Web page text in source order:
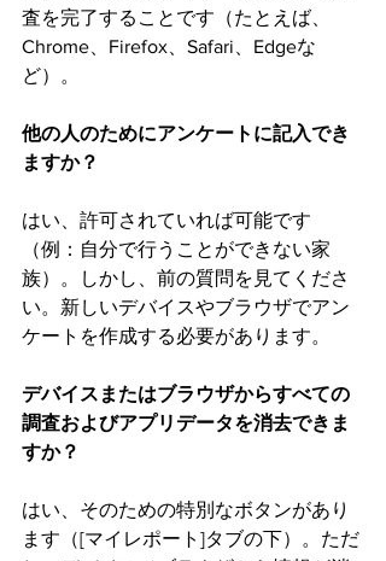
査を完了することです（たとえば、
Chrome、Firefox、Safari、Edgeな
ど）。
他の人のためにアンケートに記入でき
ますか？
はい、許可されていれば可能です
（例：自分で行うことができない家
族）。しかし、前の質問を見てくださ
い。新しいデバイスやブラウザでアン
ケートを作成する必要があります。
デバイスまたはブラウザからすべての
調査およびアプリデータを消去できま
すか？
はい、そのための特別なボタンがあり
ます（[マイレポート]タブの下）。ただ